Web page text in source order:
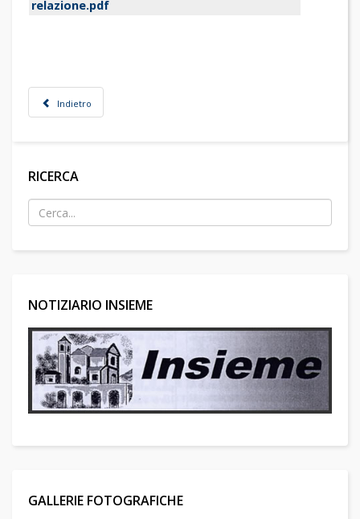
relazione.pdf
Indietro
RICERCA
NOTIZIARIO INSIEME
GALLERIE FOTOGRAFICHE